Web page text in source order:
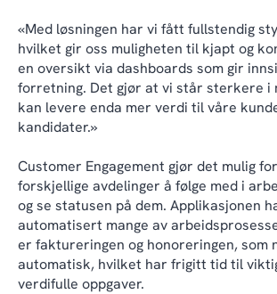
«Med løsningen har vi fått fullstendig
hvilket gir oss muligheten til kjapt og
en oversikt via dashboards som gir
forretning. Det gjør at vi står sterkere i
kan levere enda mer verdi til våre
kandidater.»
Customer Engagement gjør det mulig
forskjellige avdelinger å følge med i
og se statusen på dem. Applikasjonen
automatisert mange av
er faktureringen og honoreringen, som
automatisk, hvilket har frigitt tid til
verdifulle oppgaver.